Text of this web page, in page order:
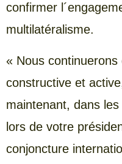
confirmer
multilatéralisme.
« Nous
constructive et
maintenant, dans
lors de votre
conjoncture